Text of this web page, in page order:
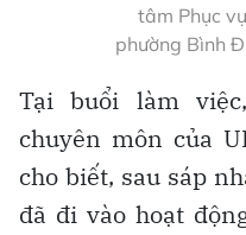
tâm Phục
phường Bình
Tại buổi làm
chuyên môn của
cho biết, sau sáp
đã đi vào hoạt